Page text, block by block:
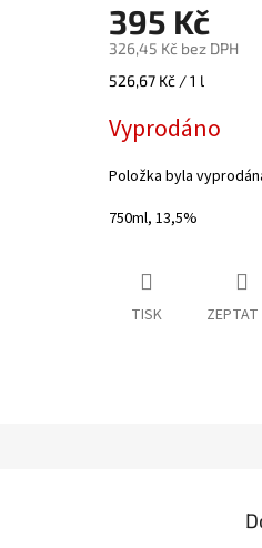
395 Kč
326,45 Kč bez DPH
Měrná
526,67 Kč / 1 l
Vyprodáno
Položka byla
750ml, 13,5%
TISK ZEPTAT